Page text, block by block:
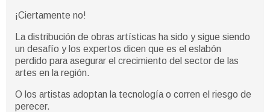
¡Ciertamente no!
La distribución de obras artísticas ha sido y sigue siendo
un desafío y los expertos dicen que es el eslabón
perdido para asegurar el crecimiento del sector de las
artes en la región.
O los artistas adoptan la tecnología o corren el riesgo de
perecer.